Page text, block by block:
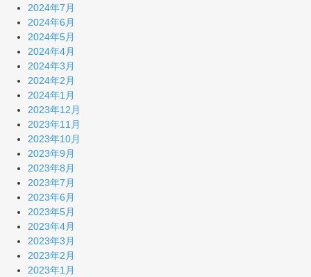
2024年7月
2024年6月
2024年5月
2024年4月
2024年3月
2024年2月
2024年1月
2023年12月
2023年11月
2023年10月
2023年9月
2023年8月
2023年7月
2023年6月
2023年5月
2023年4月
2023年3月
2023年2月
2023年1月